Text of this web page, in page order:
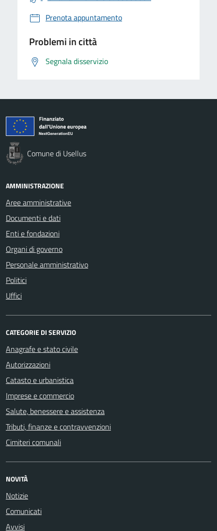
Prenota appuntamento
Problemi in città
Segnala disservizio
Comune di Usellus
AMMINISTRAZIONE
Aree amministrative
Documenti e dati
Enti e fondazioni
Organi di governo
Personale amministrativo
Politici
Uffici
CATEGORIE DI SERVIZIO
Anagrafe e stato civile
Autorizzazioni
Catasto e urbanistica
Imprese e commercio
Salute, benessere e assistenza
Tributi, finanze e contravvenzioni
Cimiteri comunali
NOVITÀ
Notizie
Comunicati
Avvisi